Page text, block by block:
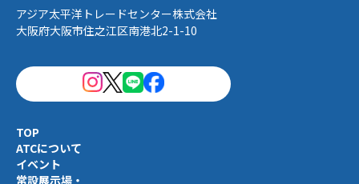
アジア太平洋トレードセンター株式会社
大阪府大阪市住之江区南港北2-1-10
TOP
ATCについて
イベント
常設展示場・